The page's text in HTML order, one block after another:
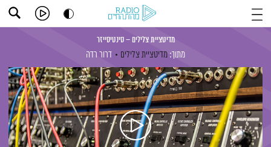
מדיטציית צלילים – סינטיסייזר
מתוך: מדיטציית צלילים דרור רדה